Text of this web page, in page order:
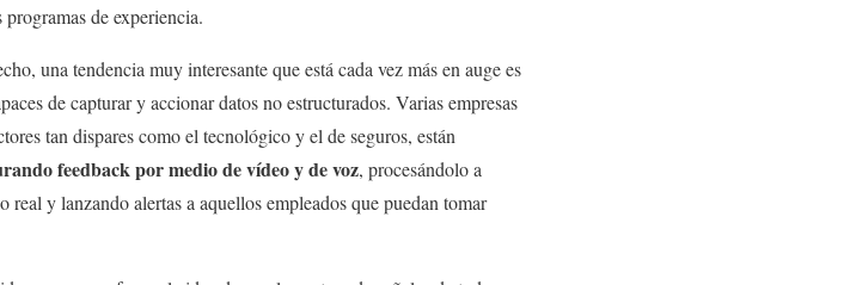
programas de experiencia.
una tendencia muy interesante que está cada vez más en auge es
de capturar y accionar datos no estructurados. Varias empresas
tan dispares como el tecnológico y el de seguros, están
feedback por medio de vídeo y de voz, procesándolo a
real y lanzando alertas a aquellos empleados que puedan tomar